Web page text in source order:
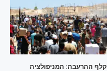
קלף ההרעבה: המניפולציה